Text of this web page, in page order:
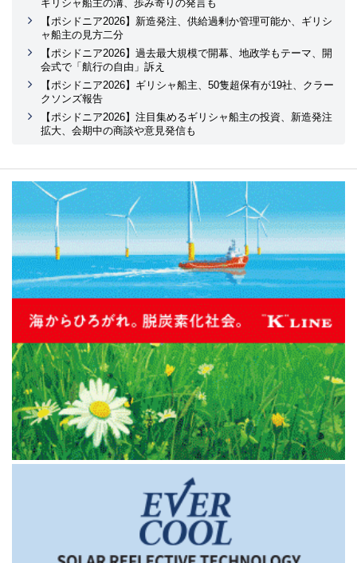
ギリシャ船主の溝、歩み寄りの発言も
【ポシドニア2026】新造発注、供給過剰か管理可能か、ギリシ
ャ船主の見方二分
【ポシドニア2026】過去最大規模で開幕、地政学もテーマ、開
会式で「航行の自由」訴え
【ポシドニア2026】ギリシャ船主、50隻超保有が19社、クラー
クソンズ報告
【ポシドニア2026】注目集めるギリシャ船主の投資、新造発注
拡大、会期中の商談や意見発信も